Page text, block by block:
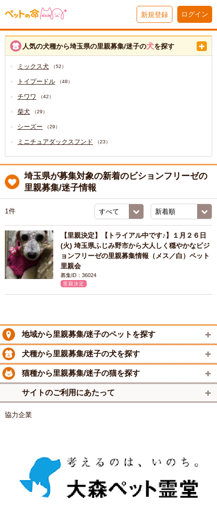
新規登録 ログイン
人気の犬種から埼玉県の里親募集/迷子の犬を探す
ミックス犬 （52）
トイプードル （48）
チワワ （42）
柴犬 （29）
シーズー （29）
ミニチュアダックスフンド （23）
埼玉県が募集対象の新着のビションフリーゼの
里親募集/迷子情報
1件
【里親決定】【トライアル中です♪】１月２６日
(火) 埼玉県ふじみ野市から大人しく穏やかなビジ
ョンフリーゼの里親募集情報（メス／白）ペット
里親会
募集ID：36024
里親決定
地域から里親募集/迷子のペットを探す
犬種から里親募集/迷子の犬を探す
猫種から里親募集/迷子の猫を探す
サイトのご利用にあたって
協力企業